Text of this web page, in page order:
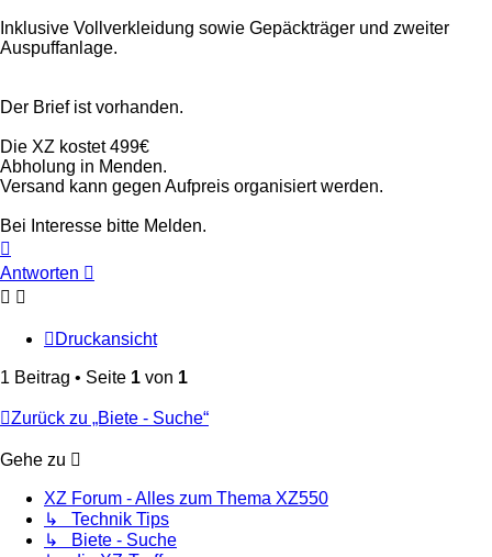
Inklusive Vollverkleidung sowie Gepäckträger und zweiter
Auspuffanlage.
Der Brief ist vorhanden.
Die XZ kostet 499€
Abholung in Menden.
Versand kann gegen Aufpreis organisiert werden.
Bei Interesse bitte Melden.
oben
Antworten
Druckansicht
1 Beitrag • Seite 1 von 1
Zurück zu „Biete - Suche“
Gehe zu
XZ Forum - Alles zum Thema XZ550
↳ Technik Tips
↳ Biete - Suche